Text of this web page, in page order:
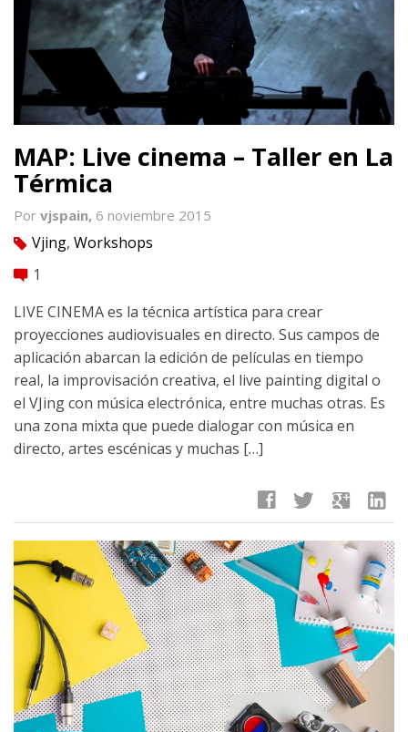
MAP: Live cinema – Taller en La
Térmica
Por vjspain, 6 noviembre 2015
tag Vjing, Workshops
comment 1
LIVE CINEMA es la técnica artística para crear
proyecciones audiovisuales en directo. Sus campos de
aplicación abarcan la edición de películas en tiempo
real, la improvisación creativa, el live painting digital o
el VJing con música electrónica, entre muchas otras. Es
una zona mixta que puede dialogar con música en
directo, artes escénicas y muchas […]
facebook twitter google linkedin